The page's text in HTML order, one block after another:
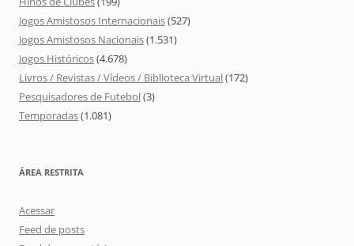
Jogos Amistosos Internacionais(527)
Jogos Amistosos Nacionais(1.531)
Jogos Históricos(4.678)
Livros / Revistas / Vídeos / Biblioteca Virtual(172)
Pesquisadores de Futebol(3)
Temporadas(1.081)
ÁREA RESTRITA
Acessar
Feed de posts